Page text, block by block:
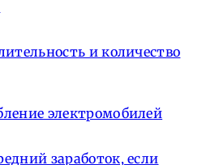
и количество
электромобилей
заработок, если